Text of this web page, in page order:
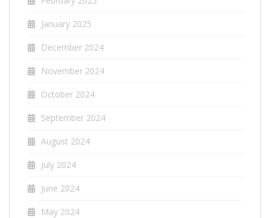
January 2025
December 2024
November 2024
October 2024
September 2024
August 2024
July 2024
June 2024
May 2024